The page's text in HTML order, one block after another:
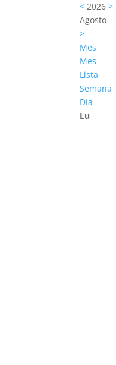
< 2026>
Agosto
>
Mes
Mes
Lista
Semana
Día
Lu